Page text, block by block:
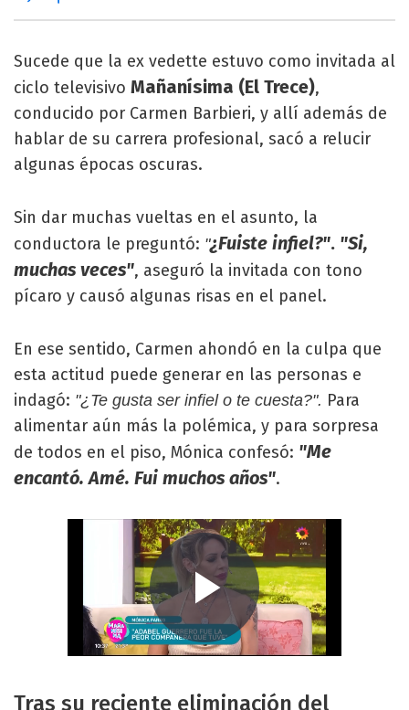
Sucede que la ex vedette estuvo como invitada al
ciclo televisivo Mañanísima (El Trece),
conducido por Carmen Barbieri, y allí además de
hablar de su carrera profesional, sacó a relucir
algunas épocas oscuras.
Sin dar muchas vueltas en el asunto, la
conductora le preguntó: "¿Fuiste infiel?". "Si,
muchas veces", aseguró la invitada con tono
pícaro y causó algunas risas en el panel.
En ese sentido, Carmen ahondó en la culpa que
esta actitud puede generar en las personas e
indagó: "¿Te gusta ser infiel o te cuesta?". Para
alimentar aún más la polémica, y para sorpresa
de todos en el piso, Mónica confesó: "Me
encantó. Amé. Fui muchos años".
Tras su reciente eliminación del